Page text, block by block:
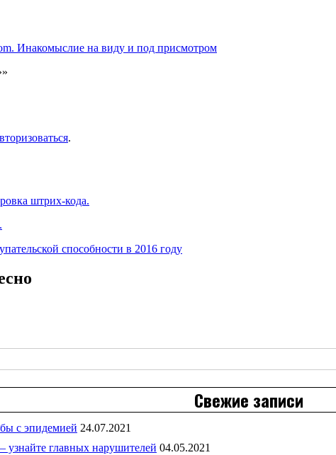
Инакомыслие на виду и под присмотром
.
штрих-кода.
способности в 2016 году
Свежие записи
с эпидемией 24.07.2021
главных нарушителей 04.05.2021